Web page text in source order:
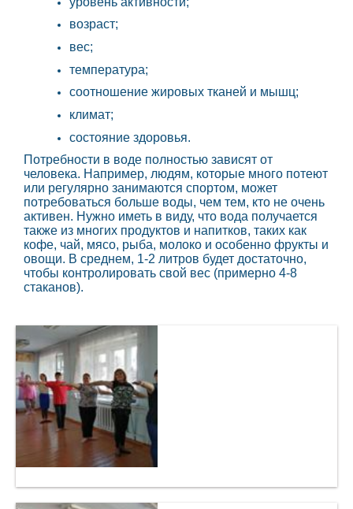
возраст;
вес;
температура;
соотношение жировых тканей и мышц;
климат;
состояние здоровья.
Потребности в воде полностью зависят от
человека. Например, людям, которые много потеют
или регулярно занимаются спортом, может
потребоваться больше воды, чем тем, кто не очень
активен. Нужно иметь в виду, что вода получается
также из многих продуктов и напитков, таких как
кофе, чай, мясо, рыба, молоко и особенно фрукты и
овощи. В среднем, 1-2 литров будет достаточно,
чтобы контролировать свой вес (примерно 4-8
стаканов).